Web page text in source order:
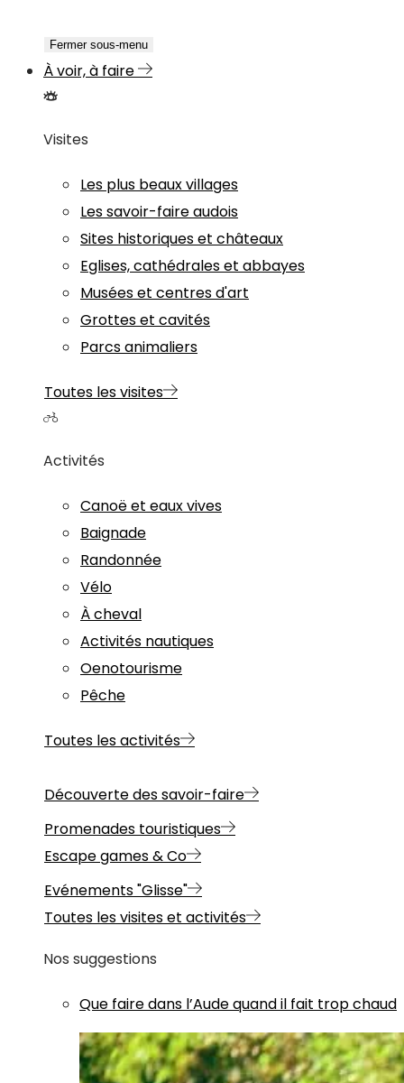
Fermer sous-menu
À voir, à faire
Visites
Les plus beaux villages
Les savoir-faire audois
Sites historiques et châteaux
Eglises, cathédrales et abbayes
Musées et centres d'art
Grottes et cavités
Parcs animaliers
Toutes les visites
Activités
Canoë et eaux vives
Baignade
Randonnée
Vélo
À cheval
Activités nautiques
Oenotourisme
Pêche
Toutes les activités
Découverte des savoir-faire
Promenades touristiques
Escape games & Co
Evénements "Glisse"
Toutes les visites et activités
Nos suggestions
Que faire dans l’Aude quand il fait trop chaud